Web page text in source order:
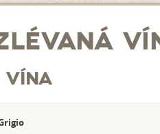
vína